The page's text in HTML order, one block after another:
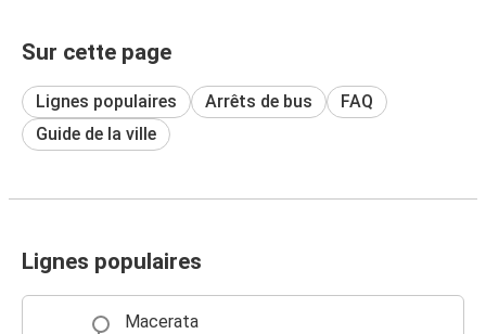
Sur cette page
Lignes populaires Arrêts de bus
FAQ
Guide de la ville
Lignes populaires
Macerata